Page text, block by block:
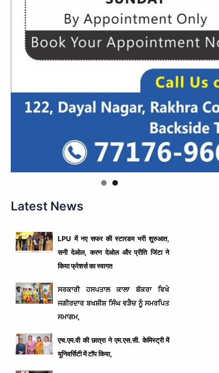
Latest News
LPU में नए सफर की स्टारडम भरी शुरुआत,
सनी देओल, करण देओल और प्रीति जिंटा ने
किया फ्रेशर्स का स्वागत
ਸਰਕਾਰੀ ਹਸਪਤਾਲ ਕਾਲਾ ਬੱਕਰਾ ਵਿਖੇ
ਜਗੀਰਦਾਰ ਬਖਸ਼ੀਸ਼ ਸਿੰਘ ਵੜੈਚ ਨੂੰ ਸਮਰਪਿਤ
ਸਮਾਗਮ,
एच.एम.वी की छात्रा ने एम.एस.सी. केमिस्ट्री में
यूनिवर्सिटी में टॉप किया,